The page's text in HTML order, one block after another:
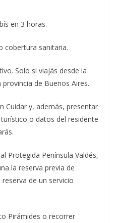
en 3 horas.
cobertura sanitaria.
Solo si viajás desde la
de Buenos Aires.
Cuidar y, además, presentar
o datos del residente
Protegida Península Valdés,
la reserva previa de
de un servicio
Pirámides o recorrer